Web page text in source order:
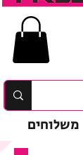
משלוחים